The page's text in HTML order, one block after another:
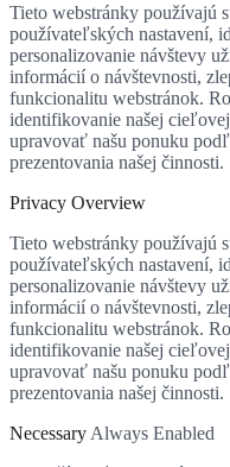
Tieto webstránky používajú
používateľských nastavení,
personalizovanie návštevy
informácií o návštevnosti,
funkcionalitu webstránok.
identifikovanie našej
upravovať našu ponuku
prezentovania našej činnosti.
Privacy Overview
Tieto webstránky používajú
používateľských nastavení,
personalizovanie návštevy
informácií o návštevnosti,
funkcionalitu webstránok.
identifikovanie našej
upravovať našu ponuku
prezentovania našej činnosti.
Necessary Always Enabled